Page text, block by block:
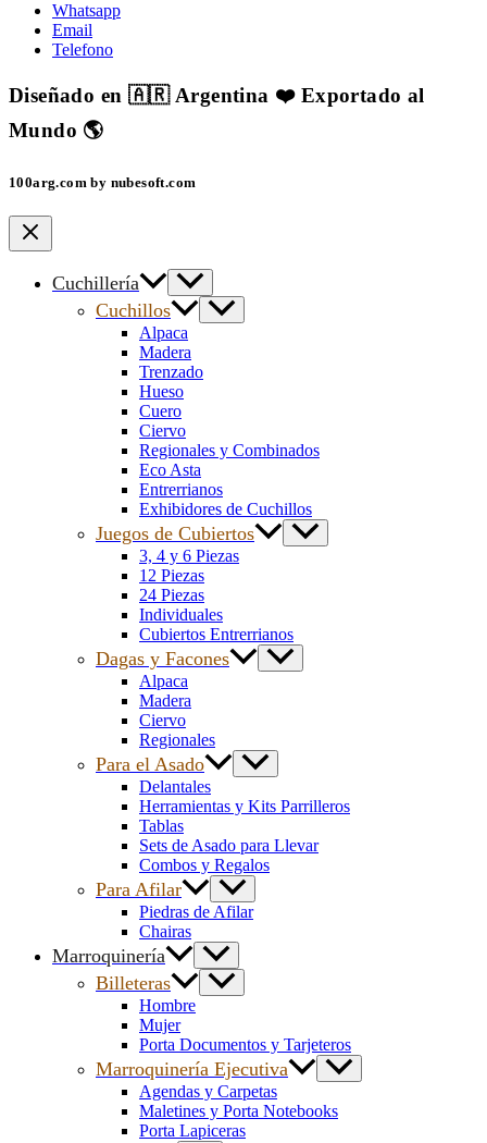
Whatsapp
Email
Telefono
Diseñado en 🇦🇷 Argentina ❤️ Exportado al
Mundo 🌎
100arg.com by nubesoft.com
Cuchillería
Cuchillos
Alpaca
Madera
Trenzado
Hueso
Cuero
Ciervo
Regionales y Combinados
Eco Asta
Entrerrianos
Exhibidores de Cuchillos
Juegos de Cubiertos
3, 4 y 6 Piezas
12 Piezas
24 Piezas
Individuales
Cubiertos Entrerrianos
Dagas y Facones
Alpaca
Madera
Ciervo
Regionales
Para el Asado
Delantales
Herramientas y Kits Parrilleros
Tablas
Sets de Asado para Llevar
Combos y Regalos
Para Afilar
Piedras de Afilar
Chairas
Marroquinería
Billeteras
Hombre
Mujer
Porta Documentos y Tarjeteros
Marroquinería Ejecutiva
Agendas y Carpetas
Maletines y Porta Notebooks
Porta Lapiceras